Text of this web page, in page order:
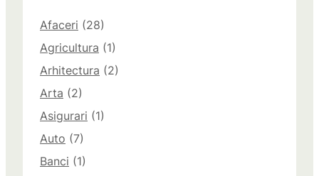
Afaceri (28)
Agricultura (1)
Arhitectura (2)
Arta (2)
Asigurari (1)
Auto (7)
Banci (1)